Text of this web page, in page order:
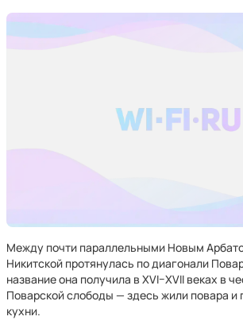
Между почти параллельными Новым
Никитской протянулась по диагонали
название она получила в XVI–XVII веках в
Поварской слободы — здесь жили повара и
кухни.